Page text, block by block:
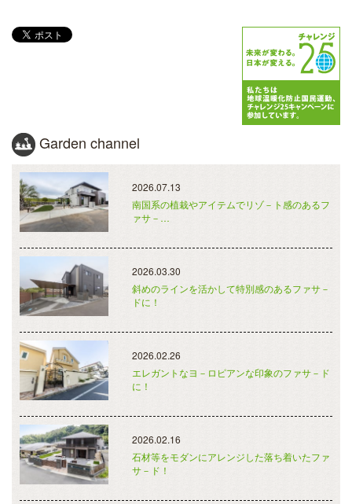
Garden channel
2026.07.13
南国系の植栽やアイテムでリゾ－ト感のあるフ
ァサ－…
2026.03.30
斜めのラインを活かして特別感のあるファサ－
ドに！
2026.02.26
エレガントなヨ－ロピアンな印象のファサ－ド
に！
2026.02.16
石材等をモダンにアレンジした落ち着いたファ
サ－ド！